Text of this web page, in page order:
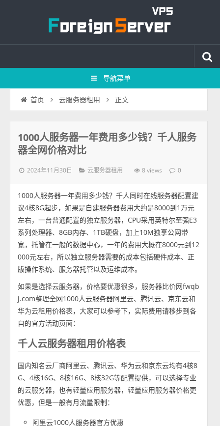
导航菜单
首页 云服务器租用 正文
1000人服务器一年费用多少钱？千人服务
器全网价格对比
2024年11月30日 云服务器租用 8 views 0
1000人服务器一年费用多少钱？千人同时在线服务器配置建
议4核8G起步，如果是自建服务器费用大约是8000到1万元
左右，一台普通配置的独立服务器，CPU采用英特尔至强E3
系列处理器、8GB内存、1TB硬盘，加上10M独享公网带
宽，托管在一般的数据中心，一年的费用大概在8000元到12
000元左右，所以独立服务器需要的成本包括硬件成本、正
版操作系统、服务器托管以及运维成本。
如果是选择云服务器，价格要优惠很多，服务器比价网fwqb
j.com整理全网1000人云服务器阿里云、腾讯云、京东云和
华为云租用价格表，大家可以参考下，实际费用请移步到各
自的官方活动页面：
千人云服务器租用价格表
国内知名云厂商阿里云、腾讯云、华为云和京东云均有4核8
G、4核16G、8核16G、8核32G等配置提供，可以选择专业
的云服务器，也有轻量应用服务器，轻量应用服务器价格更
优惠，但是一般有月流量限制：
阿里云1000人服务器官方优惠